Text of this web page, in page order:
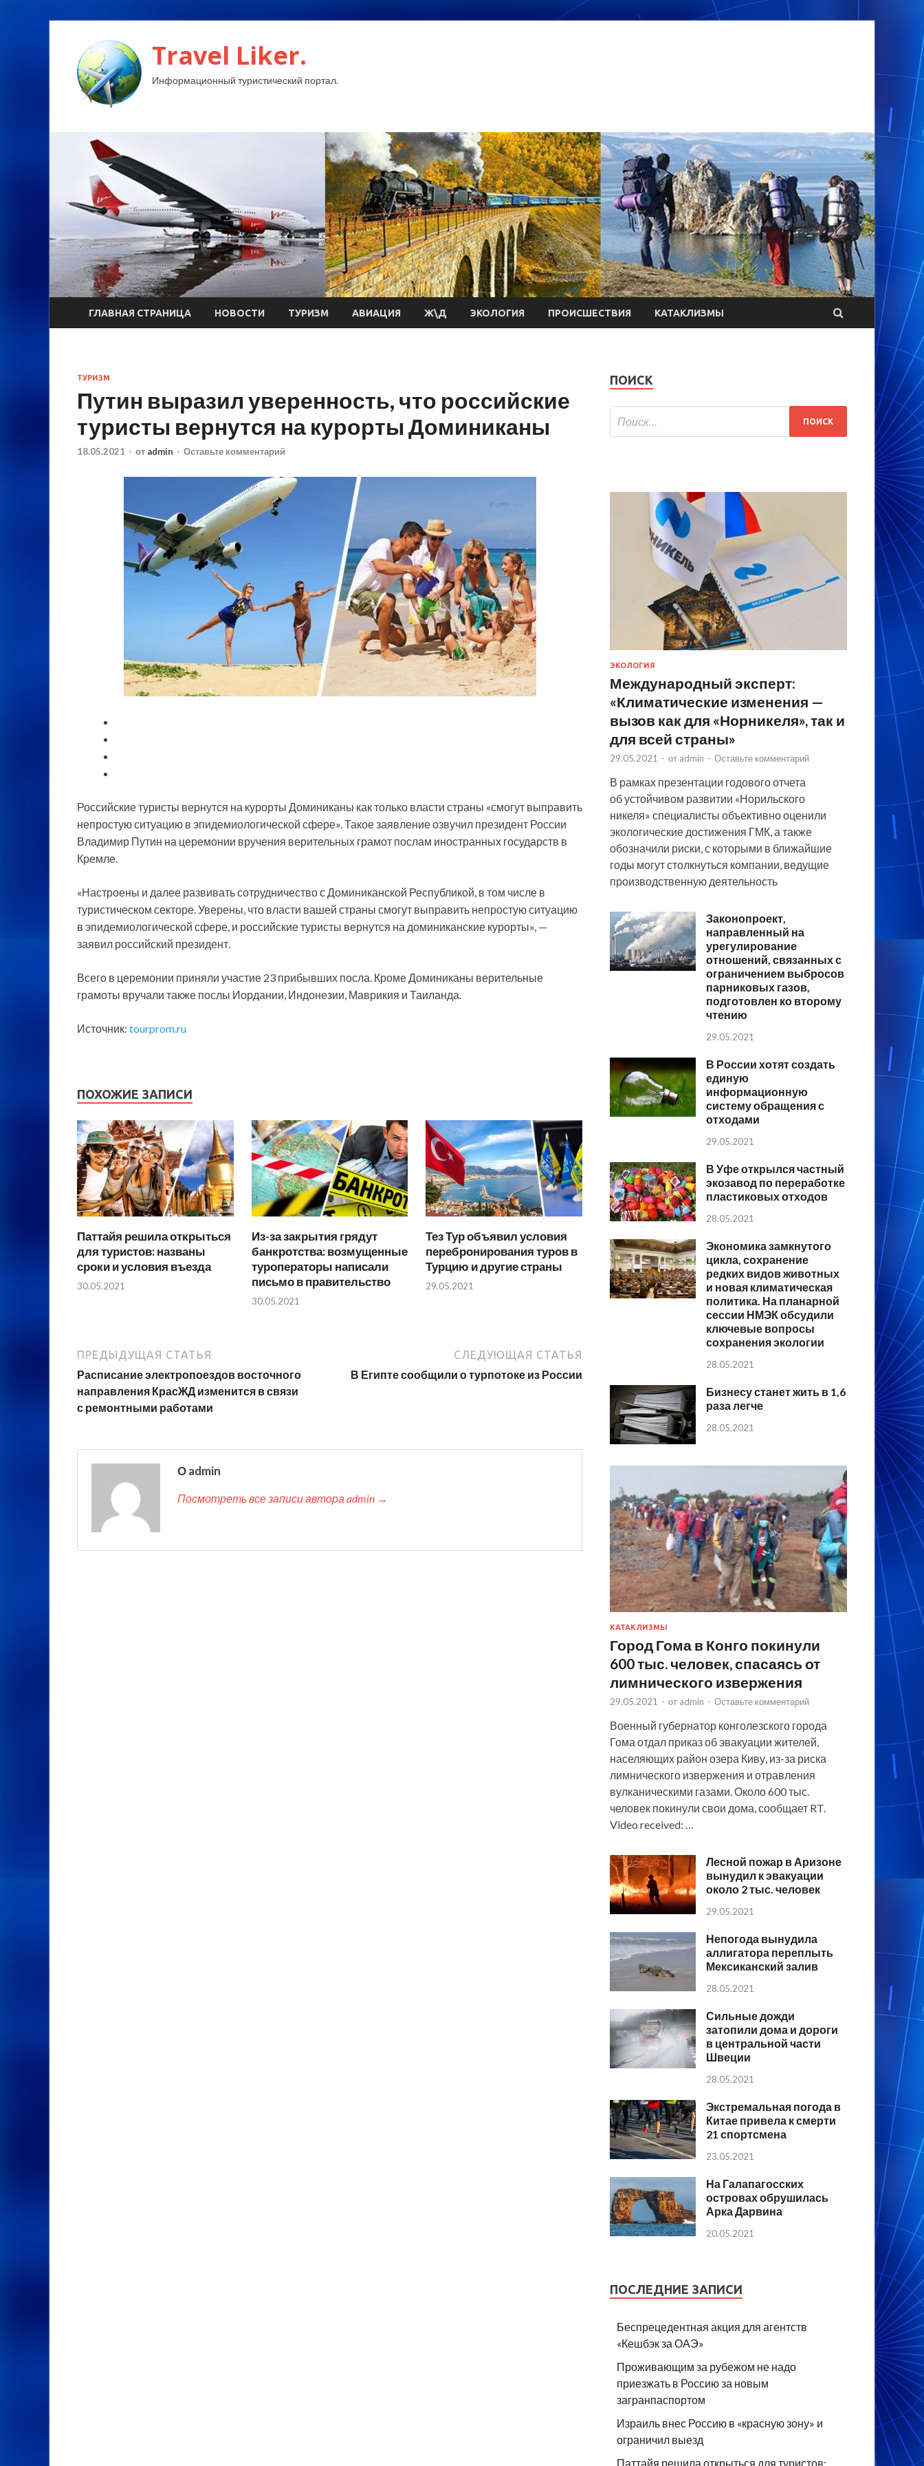
Travel Liker.
Информационный туристический портал.
ГЛАВНАЯ СТРАНИЦА НОВОСТИ ТУРИЗМ АВИАЦИЯ Ж\Д ЭКОЛОГИЯ ПРОИСШЕСТВИЯ КАТАКЛИЗМЫ
ТУРИЗМ
Путин выразил уверенность, что российские
туристы вернутся на курорты Доминиканы
18.05.2021 - от admin - Оставьте комментарий
Российские туристы вернутся на курорты Доминиканы как только власти страны «смогут выправить
непростую ситуацию в эпидемиологической сфере». Такое заявление озвучил президент России
Владимир Путин на церемонии вручения верительных грамот послам иностранных государств в
Кремле.
«Настроены и далее развивать сотрудничество с Доминиканской Республикой, в том числе в
туристическом секторе. Уверены, что власти вашей страны смогут выправить непростую ситуацию
в эпидемиологической сфере, и российские туристы вернутся на доминиканские курорты», —
заявил российский президент.
Всего в церемонии приняли участие 23 прибывших посла. Кроме Доминиканы верительные
грамоты вручали также послы Иордании, Индонезии, Маврикия и Таиланда.
Источник: tourprom.ru
ПОХОЖИЕ ЗАПИСИ
Паттайя решила открыться
для туристов: названы
сроки и условия въезда
30.05.2021
Из-за закрытия грядут
банкротства: возмущенные
туроператоры написали
письмо в правительство
30.05.2021
Тез Тур объявил условия
перебронирования туров в
Турцию и другие страны
29.05.2021
ПРЕДЫДУЩАЯ СТАТЬЯ
Расписание электропоездов восточного
направления КрасЖД изменится в связи
с ремонтными работами
СЛЕДУЮЩАЯ СТАТЬЯ
В Египте сообщили о турпотоке из России
О admin
Посмотреть все записи автора admin →
ПОИСК
ЭКОЛОГИЯ
Международный эксперт:
«Климатические изменения —
вызов как для «Норникеля», так и
для всей страны»
29.05.2021 - от admin - Оставьте комментарий
В рамках презентации годового отчета
об устойчивом развитии «Норильского
никеля» специалисты объективно оценили
экологические достижения ГМК, а также
обозначили риски, с которыми в ближайшие
годы могут столкнуться компании, ведущие
производственную деятельность
Законопроект,
направленный на
урегулирование
отношений, связанных с
ограничением выбросов
парниковых газов,
подготовлен ко второму
чтению
29.05.2021
В России хотят создать
единую
информационную
систему обращения с
отходами
29.05.2021
В Уфе открылся частный
экозавод по переработке
пластиковых отходов
28.05.2021
Экономика замкнутого
цикла, сохранение
редких видов животных
и новая климатическая
политика. На планарной
сессии НМЭК обсудили
ключевые вопросы
сохранения экологии
28.05.2021
Бизнесу станет жить в 1,6
раза легче
28.05.2021
КАТАКЛИЗМЫ
Город Гома в Конго покинули
600 тыс. человек, спасаясь от
лимнического извержения
29.05.2021 - от admin - Оставьте комментарий
Военный губернатор конголезского города
Гома отдал приказ об эвакуации жителей,
населяющих район озера Киву, из-за риска
лимнического извержения и отравления
вулканическими газами. Около 600 тыс.
человек покинули свои дома, сообщает RT.
Video received: …
Лесной пожар в Аризоне
вынудил к эвакуации
около 2 тыс. человек
29.05.2021
Непогода вынудила
аллигатора переплыть
Мексиканский залив
28.05.2021
Сильные дожди
затопили дома и дороги
в центральной части
Швеции
28.05.2021
Экстремальная погода в
Китае привела к смерти
21 спортсмена
23.05.2021
На Галапагосских
островах обрушилась
Арка Дарвина
20.05.2021
ПОСЛЕДНИЕ ЗАПИСИ
Беспрецедентная акция для агентств
«Кешбэк за ОАЭ»
Проживающим за рубежом не надо
приезжать в Россию за новым
загранпаспортом
Израиль внес Россию в «красную зону» и
ограничил выезд
Паттайя решила открыться для туристов: